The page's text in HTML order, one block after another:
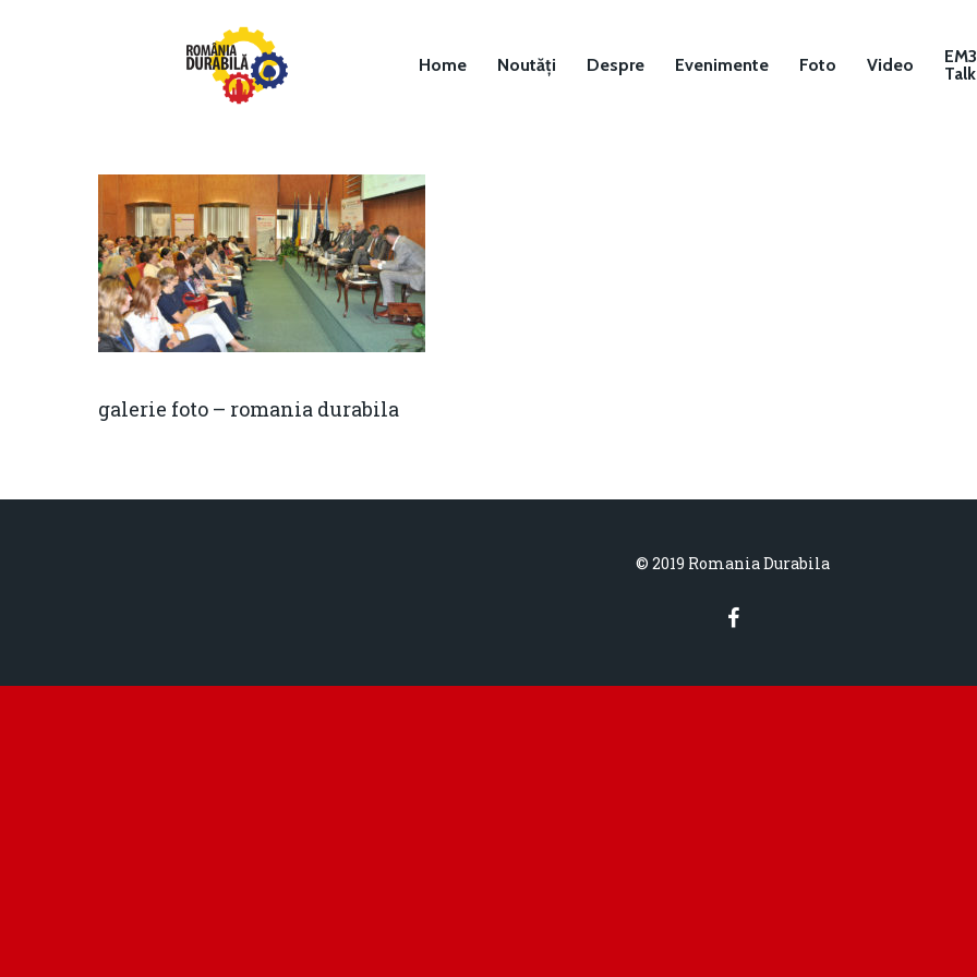
Hit enter to search or ESC to close
Home Noutăți Despre Evenimente Foto Video
Talk
galerie foto – romania durabila
© 2019 Romania Durabila